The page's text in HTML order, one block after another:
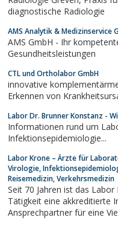
diagnostische Radiologie
AMS Analytik & Medizinservice
AMS GmbH - Ihr
Gesundheitsleistungen
CTL und Ortholabor GmbH
innovative
Erkennen von
Labor Dr. Brunner Konstanz -
Informationen rund um Labormedizin,
Infektionsepidemiologie...
Labor Krone – Ärzte für
Virologie,
Reisemedizin, Verkehrsmedizin
Seit 70 Jahren ist das
Tätigkeit eine akkreditierte Institution, die sich
Ansprechpartner für eine